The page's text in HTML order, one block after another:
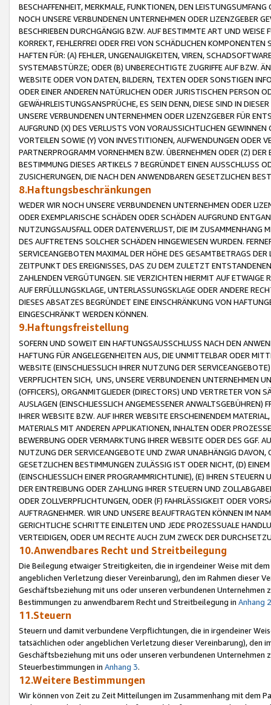
BESCHAFFENHEIT, MERKMALE, FUNKTIONEN, DEN
NOCH UNSERE VERBUNDENEN UNTERNEHMEN ODER LIZENZGEBER
BESCHRIEBEN DURCHGÄNGIG BZW. AUF BESTIMMTE ART UND
KORREKT, FEHLERFREI ODER FREI VON SCHÄDLICHEN
HAFTEN FÜR: (A) FEHLER, UNGENAUIGKEITEN, VIREN,
SYSTEMABSTÜRZE; ODER (B) UNBERECHTIGTE ZUGRIFFE AUF BZW.
WEBSITE ODER VON DATEN, BILDERN, TEXTEN ODER SONSTIGEN
ODER EINER ANDEREN NATÜRLICHEN ODER JURISTISCHEN PERSON
GEWÄHRLEISTUNGSANSPRÜCHE, ES SEIN DENN, DIESE SIND IN
UNSERE VERBUNDENEN UNTERNEHMEN ODER LIZENZGEBER FÜR
AUFGRUND (X) DES VERLUSTS VON VORAUSSICHTLICHEN
VORTEILEN SOWIE (Y) VON INVESTITIONEN, AUFWENDUNGEN ODER
PARTNERPROGRAMM VORNEHMEN BZW. ÜBERNEHMEN ODER (Z)
BESTIMMUNG DIESES ARTIKELS 7 BEGRÜNDET EINEN AUSSCHLUSS
ZUSICHERUNGEN, DIE NACH DEN ANWENDBAREN GESETZLICHEN
8.Haftungsbeschränkungen
WEDER WIR NOCH UNSERE VERBUNDENEN UNTERNEHMEN ODER
ODER EXEMPLARISCHE SCHÄDEN ODER SCHÄDEN AUFGRUND
NUTZUNGSAUSFALL ODER DATENVERLUST, DIE IM ZUSAMMENHANG
DES AUFTRETENS SOLCHER SCHÄDEN HINGEWIESEN WURDEN.
SERVICEANGEBOTEN MAXIMAL DER HÖHE DES GESAMTBETRAGS
ZEITPUNKT DES EREIGNISSES, DAS ZU DEM ZULETZT
ZAHLENDEN VERGÜTUNGEN. SIE VERZICHTEN HIERMIT AUF
AUF ERFÜLLUNGSKLAGE, UNTERLASSUNGSKLAGE ODER ANDERE
DIESES ABSATZES BEGRÜNDET EINE EINSCHRÄNKUNG VON
EINGESCHRÄNKT WERDEN KÖNNEN.
9.Haftungsfreistellung
SOFERN UND SOWEIT EIN HAFTUNGSAUSSCHLUSS NACH DEN
HAFTUNG FÜR ANGELEGENHEITEN AUS, DIE UNMITTELBAR ODER
WEBSITE (EINSCHLIESSLICH IHRER NUTZUNG DER
VERPFLICHTEN SICH, UNS, UNSERE VERBUNDENEN UNTERNEHMEN
(OFFICERS), ORGANMITGLIEDER (DIRECTORS) UND VERTRETER VON
AUSLAGEN (EINSCHLIESSLICH ANGEMESSENER
IHRER WEBSITE BZW. AUF IHRER WEBSITE ERSCHEINENDEM
MATERIALS MIT ANDEREN APPLIKATIONEN, INHALTEN ODER
BEWERBUNG ODER VERMARKTUNG IHRER WEBSITE ODER DES GGF.
NUTZUNG DER SERVICEANGEBOTE UND ZWAR UNABHÄNGIG
GESETZLICHEN BESTIMMUNGEN ZULÄSSIG IST ODER NICHT, (D)
(EINSCHLIESSLICH EINER PROGRAMMRICHTLINIE), (E) IHREN
DER EINTREIBUNG ODER ZAHLUNG IHRER STEUERN UND
ODER ZOLLVERPFLICHTUNGEN, ODER (F) FAHRLÄSSIGKEIT ODER
AUFTRAGNEHMER. WIR UND UNSERE BEAUFTRAGTEN KÖNNEN IM
GERICHTLICHE SCHRITTE EINLEITEN UND JEDE PROZESSUALE
VERTEIDIGEN, ODER UM RECHTE AUCH ZUM ZWECK DER
10.Anwendbares Recht und Streitbeilegung
Die Beilegung etwaiger Streitigkeiten, die in irgendeiner Weise mit
angeblichen Verletzung dieser Vereinbarung), den im Rahmen dieser
Geschäftsbeziehung mit uns oder unseren verbundenen
Bestimmungen zu anwendbarem Recht und Streitbeilegung in Anhang 2
11.Steuern
Steuern und damit verbundene Verpflichtungen, die in irgendeiner
tatsächlichen oder angeblichen Verletzung dieser Vereinbarung), den
Geschäftsbeziehung mit uns oder unseren verbundenen
Steuerbestimmungen in Anhang 3.
12.Weitere Bestimmungen
Wir können von Zeit zu Zeit Mitteilungen im Zusammenhang mit dem